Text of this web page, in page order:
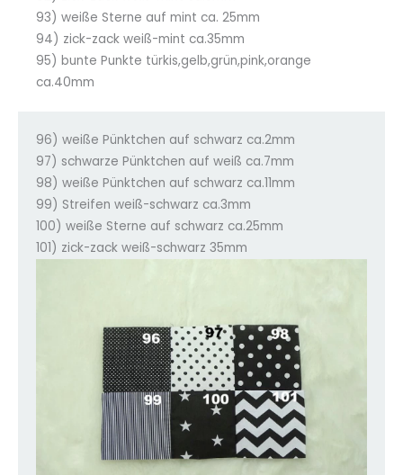
93) weiße Sterne auf mint ca. 25mm
94) zick-zack weiß-mint ca.35mm
95) bunte Punkte türkis,gelb,grün,pink,orange
ca.40mm
96) weiße Pünktchen auf schwarz ca.2mm
97) schwarze Pünktchen auf weiß ca.7mm
98) weiße Pünktchen auf schwarz ca.11mm
99) Streifen weiß-schwarz ca.3mm
100) weiße Sterne auf schwarz ca.25mm
101) zick-zack weiß-schwarz 35mm